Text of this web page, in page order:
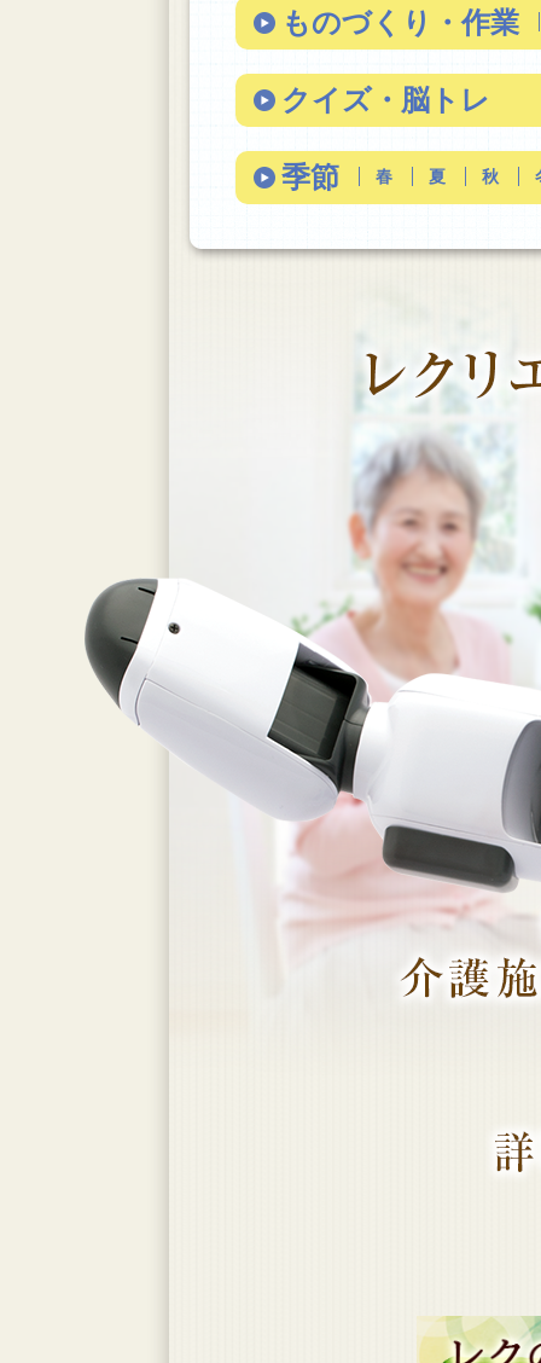
ものづくり・作業
クイズ・脳トレ
季節 春 夏 秋